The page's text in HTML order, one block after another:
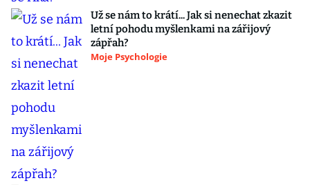
Už se nám to krátí... Jak si nenechat zkazit
letní pohodu myšlenkami na zářijový
zápřah?
Moje Psychologie